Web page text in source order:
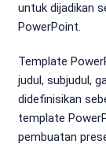
untuk dijadikan
PowerPoint.
Template
judul, subjudul,
didefinisikan
template
pembuatan